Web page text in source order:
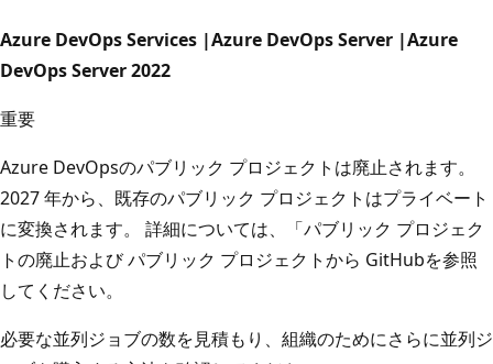
Azure DevOps Services |Azure DevOps Server |Azure
DevOps Server 2022
重要
Azure DevOpsのパブリック プロジェクトは廃止されます。
2027 年から、既存のパブリック プロジェクトはプライベート
に変換されます。 詳細については、「パブリック プロジェク
トの廃止およびパブリック プロジェクトから GitHubを参照
してください。
必要な並列ジョブの数を見積もり、組織のためにさらに並列ジ